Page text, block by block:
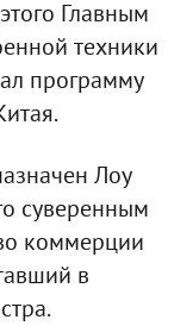
Главным
техники
программу
Лоу
суверенным
коммерции
в